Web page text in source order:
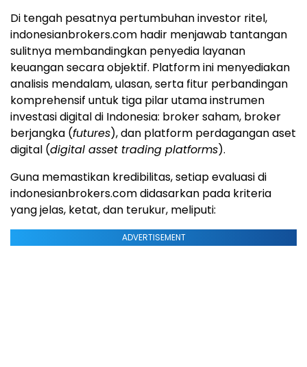
Di tengah pesatnya pertumbuhan investor ritel,
indonesianbrokers.com hadir menjawab tantangan
sulitnya membandingkan penyedia layanan
keuangan secara objektif. Platform ini menyediakan
analisis mendalam, ulasan, serta fitur perbandingan
komprehensif untuk tiga pilar utama instrumen
investasi digital di Indonesia: broker saham, broker
berjangka (futures), dan platform perdagangan aset
digital (digital asset trading platforms).
Guna memastikan kredibilitas, setiap evaluasi di
indonesianbrokers.com didasarkan pada kriteria
yang jelas, ketat, dan terukur, meliputi:
ADVERTISEMENT